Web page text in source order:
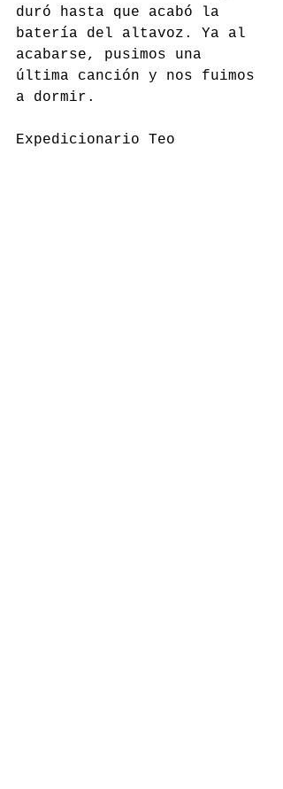
duró hasta que acabó la
batería del altavoz. Ya al
acabarse, pusimos una
última canción y nos fuimos
a dormir.
Expedicionario Teo